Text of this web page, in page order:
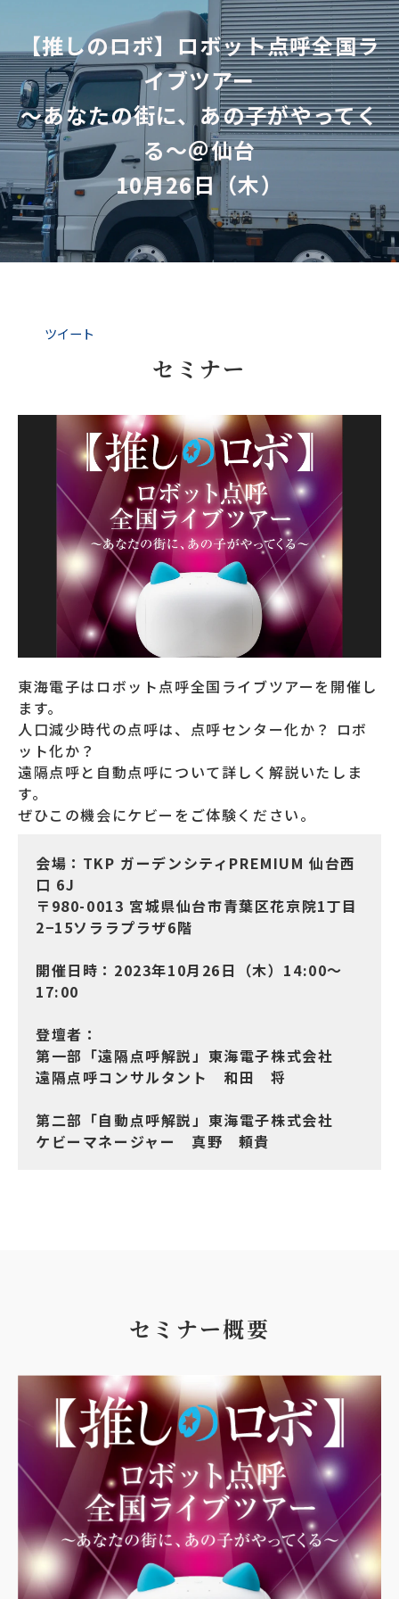
【推しのロボ】ロボット点呼全国ラ
イブツアー
～あなたの街に、あの子がやってく
る～＠仙台
10月26日（木）
ツイート
セミナー
東海電子はロボット点呼全国ライブツアーを開催し
ます。
人口減少時代の点呼は、点呼センター化か？ ロボ
ット化か？
遠隔点呼と自動点呼について詳しく解説いたしま
す。
ぜひこの機会にケビーをご体験ください。
会場：TKP ガーデンシティPREMIUM 仙台西
口 6J
〒980-0013 宮城県仙台市青葉区花京院1丁目
2−15ソララプラザ6階
開催日時：2023年10月26日（木）14:00～
17:00
登壇者：
第一部「遠隔点呼解説」東海電子株式会社
遠隔点呼コンサルタント 和田 将
第二部「自動点呼解説」東海電子株式会社
ケビーマネージャー 真野 頼貴
セミナー概要